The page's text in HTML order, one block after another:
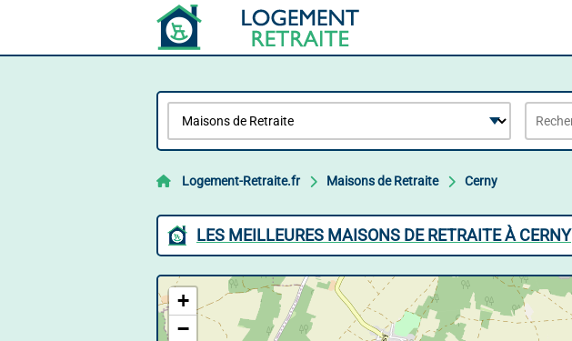
Logement-Retraite.fr Maisons de Retraite Cerny
LES MEILLEURES MAISONS DE RETRAITE À CERNY
+
−